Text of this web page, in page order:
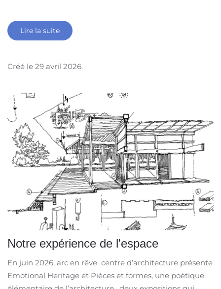
Lire la suite
Créé le 29 avril 2026.
Notre expérience de l'espace
En juin 2026, arc en rêve centre d’architecture présente
Emotional Heritage et Pièces et formes, une poétique